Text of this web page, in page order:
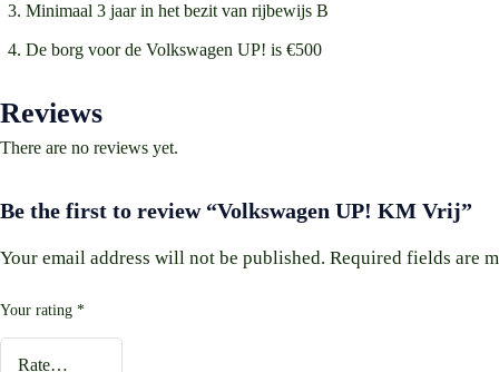
Minimaal 3 jaar in het bezit van rijbewijs B
De borg voor de Volkswagen UP! is €500
Reviews
There are no reviews yet.
Be the first to review “Volkswagen UP! KM Vrij”
Your email address will not be published. Required fields are
Your rating *